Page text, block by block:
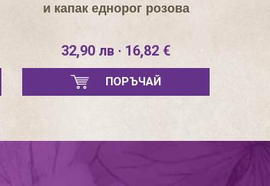
и капак еднорог розова
32,90 лв · 16,82 €
ПОРЪЧАЙ